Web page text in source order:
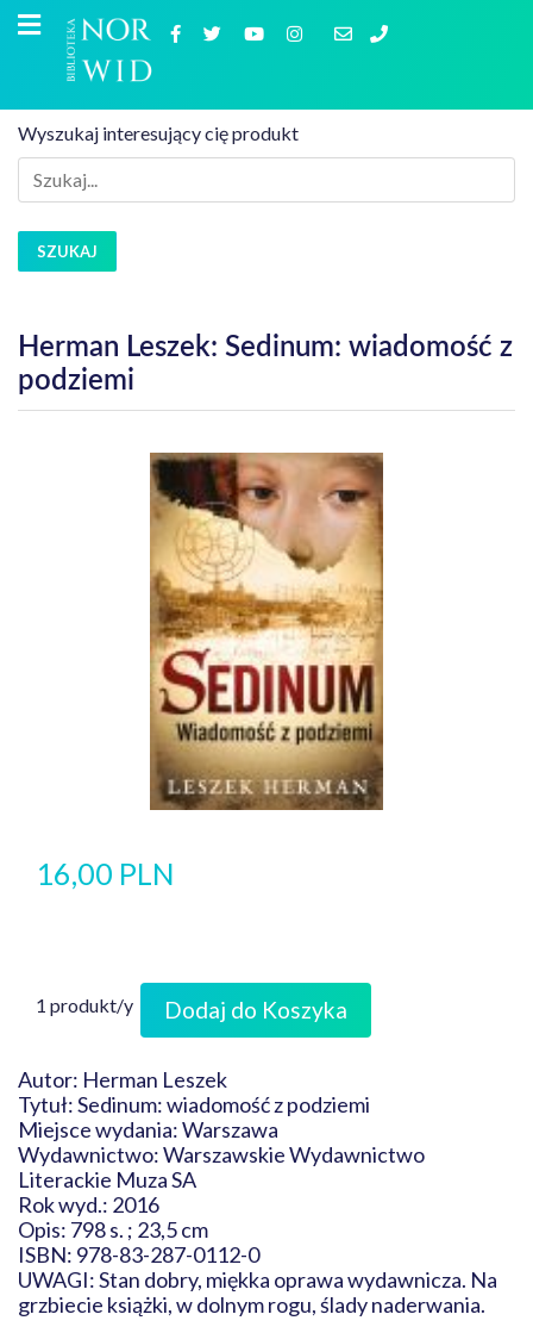
Wyszukaj interesujący cię produkt
SZUKAJ
Herman Leszek: Sedinum: wiadomość z
podziemi
16,00 PLN
1 produkt/y Dodaj do Koszyka
Autor: Herman Leszek
Tytuł: Sedinum: wiadomość z podziemi
Miejsce wydania: Warszawa
Wydawnictwo: Warszawskie Wydawnictwo
Literackie Muza SA
Rok wyd.: 2016
Opis: 798 s. ; 23,5 cm
ISBN: 978-83-287-0112-0
UWAGI: Stan dobry, miękka oprawa wydawnicza. Na
grzbiecie książki, w dolnym rogu, ślady naderwania.